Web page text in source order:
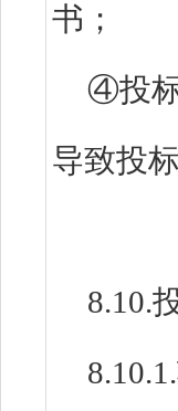
书；
④投
导致投
8.10.